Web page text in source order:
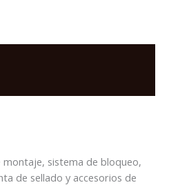
sistema de bloqueo,
de sellado y accesorios de